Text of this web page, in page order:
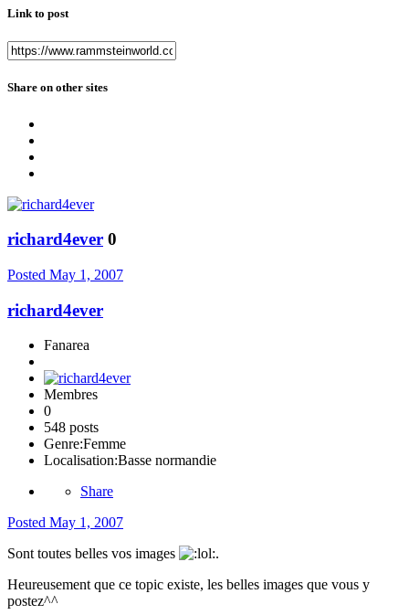
Link to post
Share on other sites
richard4ever 0
Posted May 1, 2007
richard4ever
Fanarea
Membres
0
548 posts
Genre:Femme
Localisation:Basse normandie
Share
Posted May 1, 2007
Sont toutes belles vos images
.
Heureusement que ce topic existe, les belles images que vous y
postez^^